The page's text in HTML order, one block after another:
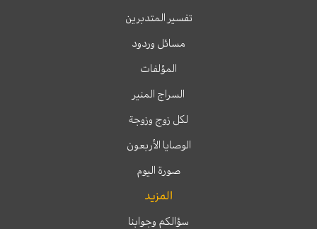
تفسير المتدبرين
مسائل وردود
المؤلفات
السراج المنير
لكل زوج وزوجة
الوصايا الأربعون
صورة اليوم
المزيد
سؤالكم وجوابنا